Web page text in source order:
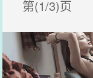
第(1/3)页